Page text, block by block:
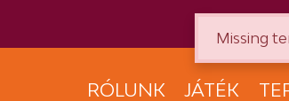
RÓLUNK JÁTÉK
Missing